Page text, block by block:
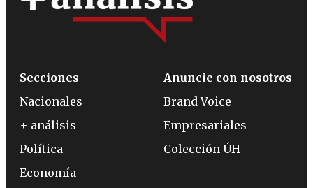
Secciones
Nacionales
+ análisis
Política
Economía
Anuncie con nosotros
Brand Voice
Empresariales
Colección ÚH